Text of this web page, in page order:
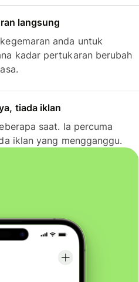
langsung
anda untuk
kadar pertukaran berubah
tiada iklan
saat. Ia percuma
iklan yang mengganggu.